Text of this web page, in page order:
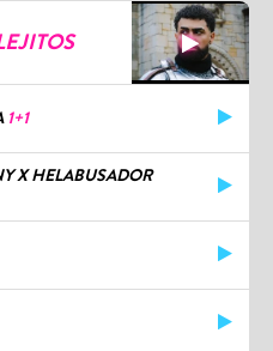
1+1
X HELABUSADOR